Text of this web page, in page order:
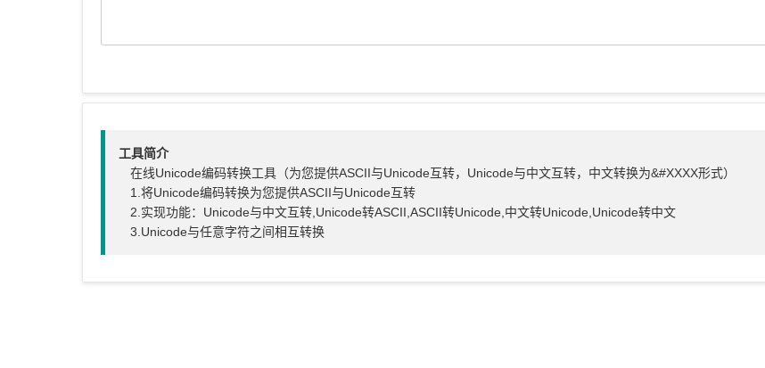
工具简介
在线Unicode编码转换工具（为您提供ASCII与Unicode互转，Unicode与中文互转，中文转换为&#XXXX形式）
1.将Unicode编码转换为您提供ASCII与Unicode互转
2.实现功能：Unicode与中文互转,Unicode转ASCII,ASCII转Unicode,中文转Unicode,Unicode转中文
3.Unicode与任意字符之间相互转换